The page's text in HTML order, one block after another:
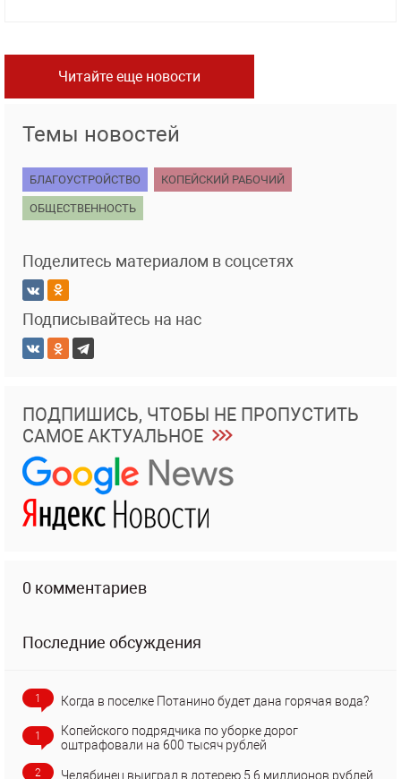
Читайте еще новости
Темы новостей
БЛАГОУСТРОЙСТВО КОПЕЙСКИЙ РАБОЧИЙ
ОБЩЕСТВЕННОСТЬ
Поделитесь материалом в соцсетях
Подписывайтесь на нас
ПОДПИШИСЬ, ЧТОБЫ НЕ ПРОПУСТИТЬ
САМОЕ АКТУАЛЬНОЕ
0 комментариев
Последние обсуждения
1 Когда в поселке Потанино будет дана горячая вода?
1
Копейского подрядчика по уборке дорог
оштрафовали на 600 тысяч рублей
2 Челябинец выиграл в лотерею 5,6 миллионов рублей